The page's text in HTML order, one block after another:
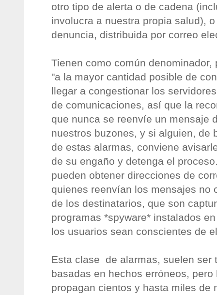
otro tipo de alerta o de cadena
involucra a nuestra propia salud),
denuncia, distribuida por correo
Tienen como común
"a la mayor cantidad posible de
llegar a congestionar los
de comunicaciones, así que la
que nunca se reenvíe un mensaje
nuestros buzones, y si alguien, de
de estas alarmas, conviene
de su engaño y detenga el
pueden obtener direcciones de
quienes reenvían los mensajes no
de los destinatarios, que son
programas *spyware* instalados
los usuarios sean conscientes de
Esta clase de alarmas, suelen ser
basadas en hechos erróneos, pero
propagan cientos y hasta miles de